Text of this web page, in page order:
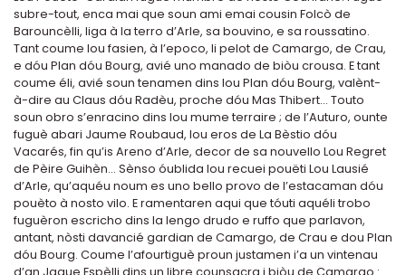
subre-tout, enca mai que soun ami emai cousin Folcò de
Barouncèlli, liga à la terro d’Arle, sa bouvino, e sa roussatino.
Tant coume lou fasien, à l’epoco, li pelot de Camargo, de Crau,
e dóu Plan dóu Bourg, avié uno manado de biòu crousa. E tant
coume éli, avié soun tenamen dins lou Plan dóu Bourg, valènt-
à-dire au Claus dóu Radèu, proche dóu Mas Thibert… Touto
soun obro s’enracino dins lou mume terraire ; de l’Auturo, ounte
fuguè abari Jaume Roubaud, lou eros de La Bèstio dóu
Vacarés, fin qu’is Areno d’Arle, decor de sa nouvello Lou Regret
de Pèire Guihèn… Sènso óublida lou recuei pouëti Lou Lausié
d’Arle, qu’aquéu noum es uno bello provo de l’estacaman dóu
pouèto à nosto vilo. E ramentaren aqui que tóuti aquéli trobo
fuguèron escricho dins la lengo drudo e ruffo que parlavon,
antant, nòsti davancié gardian de Camargo, de Crau e dou Plan
dóu Bourg. Coume l’afourtiguè proun justamen i’a un vintenau